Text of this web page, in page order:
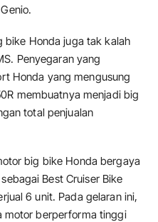
bike Honda juga tak kalah
Penyegaran yang
Honda yang mengusung
membuatnya menjadi big
total penjualan
big bike Honda bergaya
Best Cruiser Bike
6 unit. Pada gelaran ini,
motor berperforma tinggi